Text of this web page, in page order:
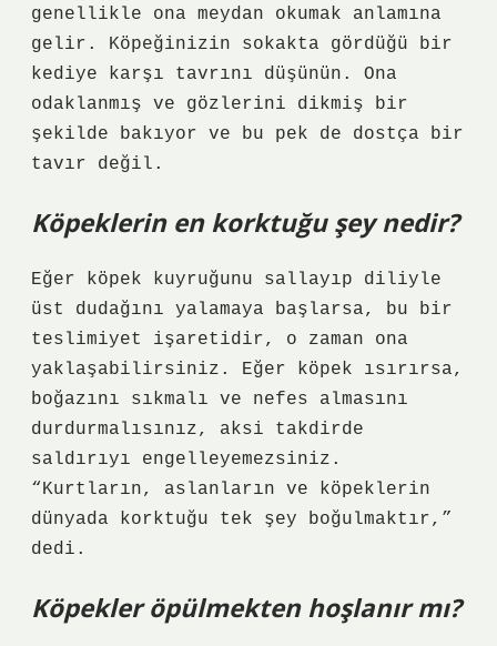
genellikle ona meydan okumak anlamına
gelir. Köpeğinizin sokakta gördüğü bir
kediye karşı tavrını düşünün. Ona
odaklanmış ve gözlerini dikmiş bir
şekilde bakıyor ve bu pek de dostça bir
tavır değil.
Köpeklerin en korktuğu şey nedir?
Eğer köpek kuyruğunu sallayıp diliyle
üst dudağını yalamaya başlarsa, bu bir
teslimiyet işaretidir, o zaman ona
yaklaşabilirsiniz. Eğer köpek ısırırsa,
boğazını sıkmalı ve nefes almasını
durdurmalısınız, aksi takdirde
saldırıyı engelleyemezsiniz.
“Kurtların, aslanların ve köpeklerin
dünyada korktuğu tek şey boğulmaktır,”
dedi.
Köpekler öpülmekten hoşlanır mı?